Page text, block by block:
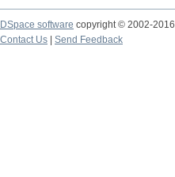
DSpace software copyright © 2002-2016
Contact Us
Send Feedback